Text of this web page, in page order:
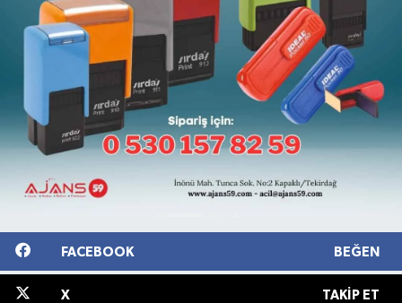
FACEBOOK BEĞEN
X TAKIP ET